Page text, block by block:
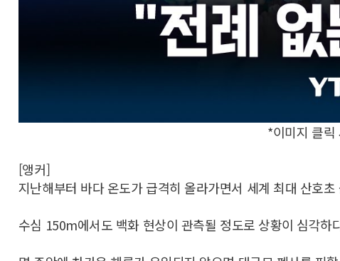
*이미지 클릭
[앵커]
지난해부터 바다 온도가 급격히 올라가면서 세계 최대 산호
수심 150m에서도 백화 현상이 관측될 정도로 상황이 심각하